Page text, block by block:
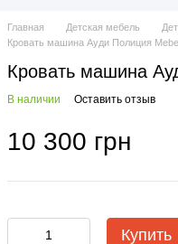
Главная Детская мебель
Кровать машина Ауди Полиция
Кровать машина
В наличии Оставить отзыв
10 300 грн
Купить